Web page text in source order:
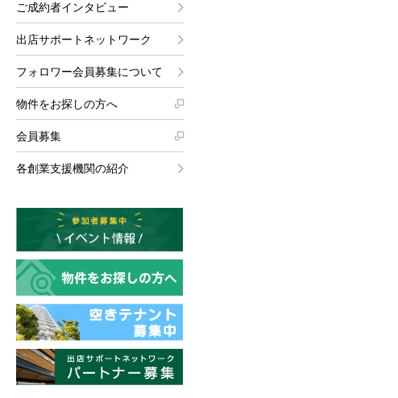
ご成約者インタビュー
出店サポートネットワーク
フォロワー会員募集について
物件をお探しの方へ
会員募集
各創業支援機関の紹介